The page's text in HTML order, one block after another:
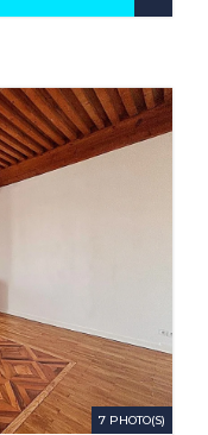
7 PHOTO(S)